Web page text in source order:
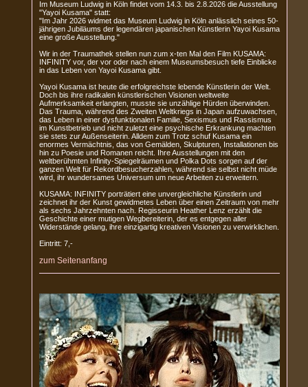
Im Museum Ludwig in Köln findet vom 14.3. bis 2.8.2026 die Ausstellung
"Yayoi Kusama" statt:
"Im Jahr 2026 widmet das Museum Ludwig in Köln anlässlich seines 50-
jährigen Jubiläums der legendären japanischen Künstlerin Yayoi Kusama
eine große Ausstellung."
Wir in der Traumathek stellen nun zum x-ten Mal den Film KUSAMA:
INFINITY vor, der vor oder nach einem Museumsbesuch tiefe Einblicke
in das Leben von Yayoi Kusama gibt.
Yayoi Kusama ist heute die erfolgreichste lebende Künstlerin der Welt.
Doch bis ihre radikalen künstlerischen Visionen weltweite
Aufmerksamkeit erlangten, musste sie unzählige Hürden überwinden.
Das Trauma, während des Zweiten Weltkriegs in Japan aufzuwachsen,
das Leben in einer dysfunktionalen Familie, Sexismus und Rassismus
im Kunstbetrieb und nicht zuletzt eine psychische Erkrankung machten
sie stets zur Außenseiterin. Alldem zum Trotz schuf Kusama ein
enormes Vermächtnis, das von Gemälden, Skulpturen, Installationen bis
hin zu Poesie und Romanen reicht. Ihre Ausstellungen mit den
weltberühmten Infinity-Spiegelräumen und Polka Dots sorgen auf der
ganzen Welt für Rekordbesucherzahlen, während sie selbst nicht müde
wird, ihr wundersames Universum um neue Arbeiten zu erweitern.
KUSAMA: INFINITY porträtiert eine unvergleichliche Künstlerin und
zeichnet ihr der Kunst gewidmetes Leben über einen Zeitraum von mehr
als sechs Jahrzehnten nach. Regisseurin Heather Lenz erzählt die
Geschichte einer mutigen Wegbereiterin, der es entgegen aller
Widerstände gelang, ihre einzigartig kreativen Visionen zu verwirklichen.
Eintritt: 7,-
zum Seitenanfang